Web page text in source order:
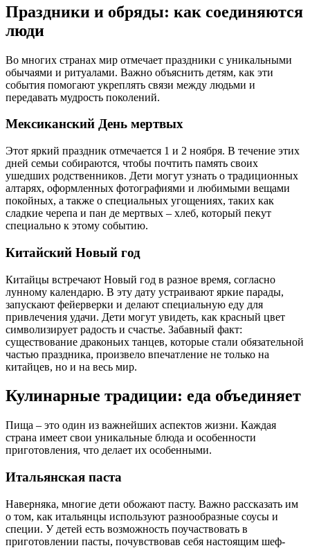
Праздники и обряды: как соединяются
люди
Во многих странах мир отмечает праздники с уникальными
обычаями и ритуалами. Важно объяснить детям, как эти
события помогают укреплять связи между людьми и
передавать мудрость поколений.
Мексиканский День мертвых
Этот яркий праздник отмечается 1 и 2 ноября. В течение этих
дней семьи собираются, чтобы почтить память своих
ушедших родственников. Дети могут узнать о традиционных
алтарях, оформленных фотографиями и любимыми вещами
покойных, а также о специальных угощениях, таких как
сладкие черепа и пан де мертвых – хлеб, который пекут
специально к этому событию.
Китайский Новый год
Китайцы встречают Новый год в разное время, согласно
лунному календарю. В эту дату устраивают яркие парады,
запускают фейерверки и делают специальную еду для
привлечения удачи. Дети могут увидеть, как красный цвет
символизирует радость и счастье. Забавный факт:
существование драконьих танцев, которые стали обязательной
частью праздника, произвело впечатление не только на
китайцев, но и на весь мир.
Кулинарные традиции: еда объединяет
Пища – это один из важнейших аспектов жизни. Каждая
страна имеет свои уникальные блюда и особенности
приготовления, что делает их особенными.
Итальянская паста
Наверняка, многие дети обожают пасту. Важно рассказать им
о том, как итальянцы используют разнообразные соусы и
специи. У детей есть возможность поучаствовать в
приготовлении пасты, почувствовав себя настоящим шеф-